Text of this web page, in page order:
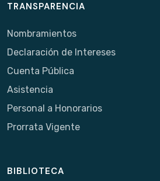
TRANSPARENCIA
Nombramientos
Declaración de Intereses
Cuenta Pública
Asistencia
Personal a Honorarios
Prorrata Vigente
BIBLIOTECA